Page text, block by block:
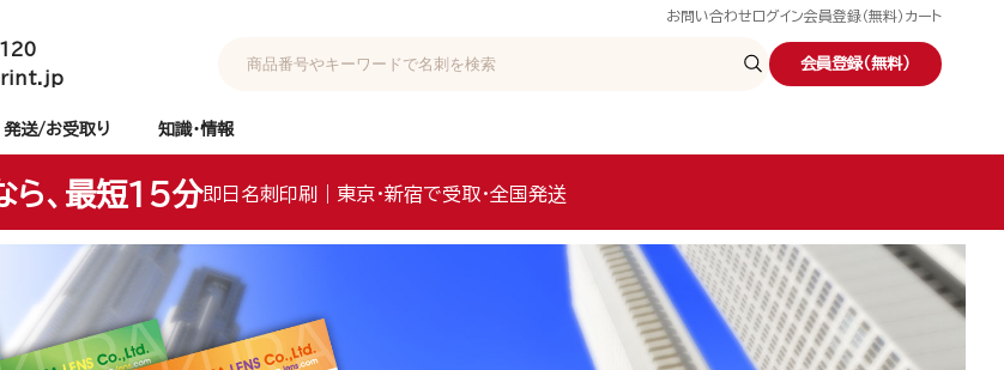
お問い合わせ ログイン会員登録（無料） カート
会員登録（無料）
発送/お受取り 知識・情報
ら、最短15分即日名刺印刷｜東京・新宿で受取・全国発送